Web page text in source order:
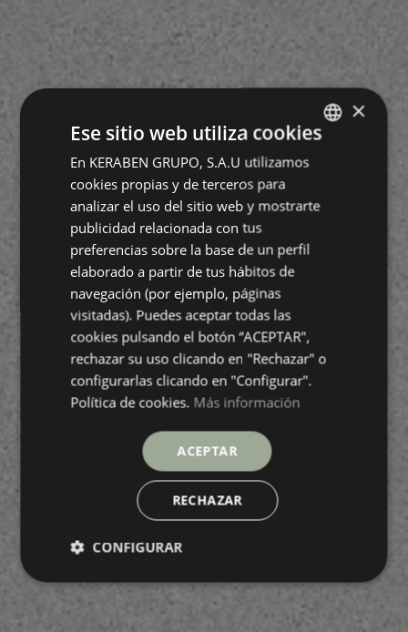
FRENCH
×
Ese sitio web utiliza cookies
En KERABEN GRUPO, S.A.U utilizamos
cookies propias y de terceros para
analizar el uso del sitio web y mostrarte
publicidad relacionada con tus
preferencias sobre la base de un perfil
elaborado a partir de tus hábitos de
navegación (por ejemplo, páginas
visitadas). Puedes aceptar todas las
cookies pulsando el botón “ACEPTAR",
rechazar su uso clicando en "Rechazar" o
configurarlas clicando en "Configurar".
Política de cookies. Más información
ACEPTAR
RECHAZAR
CONFIGURAR